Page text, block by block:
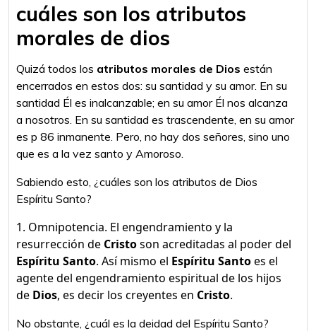
cuáles son los atributos
morales de dios
Quizá todos los atributos morales de Dios están
encerrados en estos dos: su santidad y su amor. En su
santidad Él es inalcanzable; en su amor Él nos alcanza
a nosotros. En su santidad es trascendente, en su amor
es p 86 inmanente. Pero, no hay dos señores, sino uno
que es a la vez santo y Amoroso.
Sabiendo esto, ¿cuáles son los atributos de Dios
Espíritu Santo?
1. Omnipotencia. El engendramiento y la
resurrección de Cristoson acreditadas al poder del
Espíritu Santo. Así mismo el Espíritu Santoes el
agente del engendramiento espiritual de los hijos
de Dios, es decir los creyentes en Cristo.
No obstante, ¿cuál es la deidad del Espíritu Santo?